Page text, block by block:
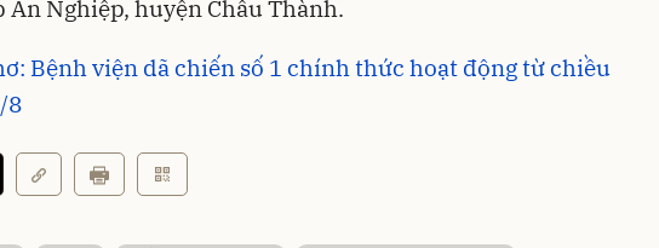
An Nghiệp, huyện Châu Thành.
Bệnh viện dã chiến số 1 chính thức hoạt động từ chiều
8